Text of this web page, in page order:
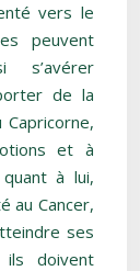
vers le
peuvent
s’avérer
de la
et à
à lui,
au Cancer,
ses
ils doivent